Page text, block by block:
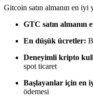
Kopya Tüccarı Olun
Kâr paylaşımı ve
Gitcoin satın almanın en iyi
GTC satın almanın
En düşük ücretler:
Deneyimli kripto
spot ticaret
Başlayanlar için en
ödemesi